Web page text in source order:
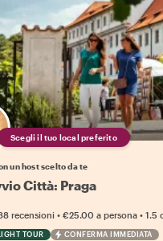
Scegli il tuo local preferito
un host scelto da te
Città: Praga
recensioni • €25.00 a persona • 1.5
TOUR CONFERMA IMMEDIATA